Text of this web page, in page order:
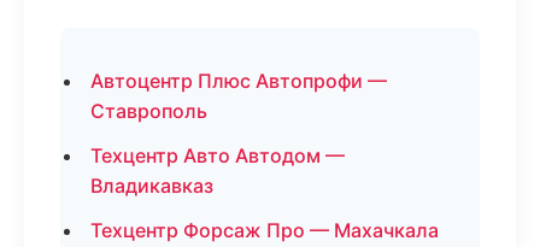
Автоцентр Плюс Автопрофи —
Ставрополь
Техцентр Авто Автодом —
Владикавказ
Техцентр Форсаж Про — Махачкала